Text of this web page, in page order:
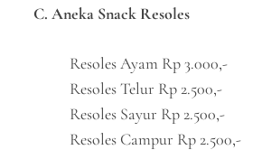
C. Aneka Snack Resoles
Resoles Ayam Rp 3.000,-
Resoles Telur Rp 2.500,-
Resoles Sayur Rp 2.500,-
Resoles Campur Rp 2.500,-